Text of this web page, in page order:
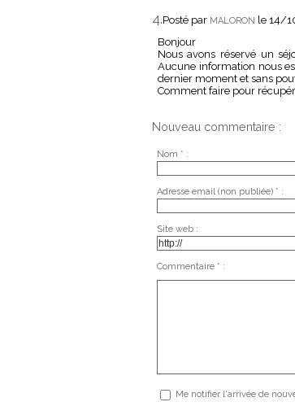
4.Posté par MALORON le 14/
Bonjour
Nous avons réservé un
Aucune information nous
dernier moment et sans
Comment faire pour
Nouveau commentaire :
Nom * :
Adresse email (non publiée) * :
Site web :
Commentaire * :
Me notifier l'arrivée de